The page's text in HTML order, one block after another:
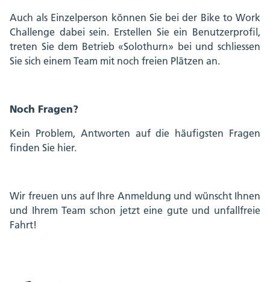
Auch als Einzelperson können Sie bei der Bike to Work
Challenge dabei sein. Erstellen Sie ein Benutzerprofil,
treten Sie dem Betrieb «Solothurn» bei und schliessen
Sie sich einem Team mit noch freien Plätzen an.
Noch Fragen?
Kein Problem, Antworten auf die häufigsten Fragen
finden Sie hier.
Wir freuen uns auf Ihre Anmeldung und wünscht Ihnen
und Ihrem Team schon jetzt eine gute und unfallfreie
Fahrt!